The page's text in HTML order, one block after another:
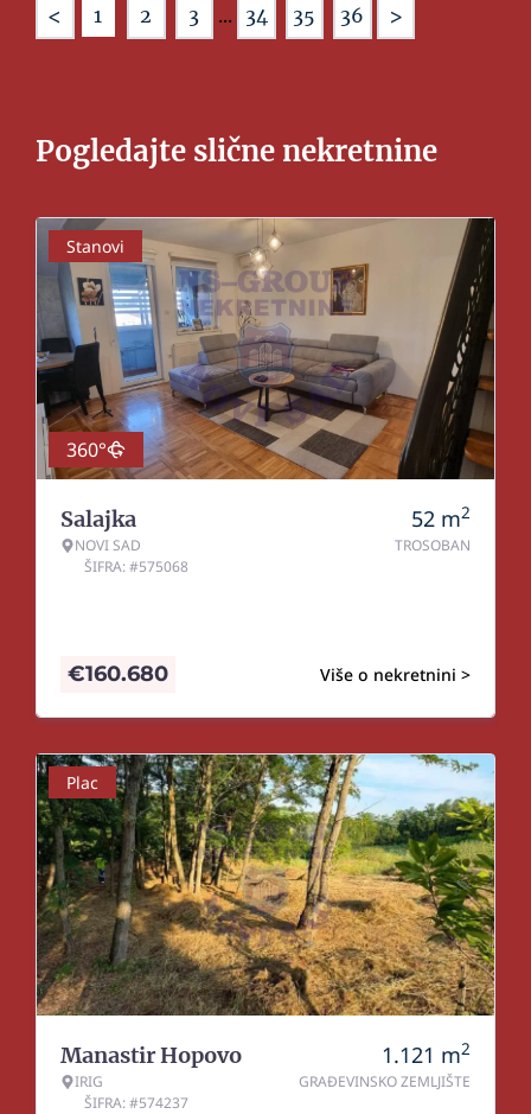
< 1 2 3 ... 34 35 36 >
Pogledajte slične nekretnine
Stanovi
360°
Salajka
NOVI SAD
ŠIFRA: #575068
52 m2
TROSOBAN
Više o nekretnini >
€160.680
Plac
Manastir Hopovo
IRIG
ŠIFRA: #574237
1.121 m2
GRAĐEVINSKO ZEMLJIŠTE